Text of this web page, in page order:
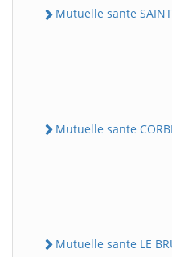
Mutuelle sante
Mutuelle sante
Mutuelle sante LE